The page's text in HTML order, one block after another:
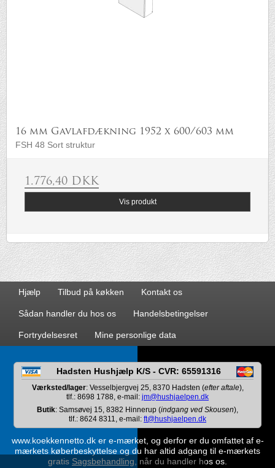
16 mm Gavlafdækning 1952 x 600/603 mm
FSH 48 Sort struktur
1.776,40 DKK
Vis produkt
Hjælp Tilbud på køkken Kontakt os
Sådan handler du hos os Handelsbetingelser
Fortrydelsesret Mine personlige data
Hadsten Hushjælp K/S - CVR: 65591316
Værksted/lager: Vesselbjergvej 25, 8370 Hadsten (efter aftale),
tlf.: 8698 1788, e-mail: jm@hushjaelpen.dk
Butik: Samsøvej 15, 8382 Hinnerup (indgang ved Skousen),
tlf.: 8624 8311, e-mail: ft@hushjaelpen.dk
www.koekkennetto.dk er e-mærket, og derfor er du omfattet af e-
mærkets køberbeskyttelse og du har altid adgang til e-mærkets
gratis Sagsbehandling , når du handler hos os.